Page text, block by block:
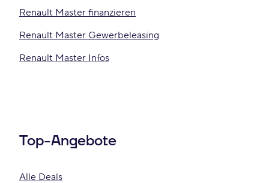
Renault Master finanzieren
Renault Master Gewerbeleasing
Renault Master Infos
Top-Angebote
Alle Deals